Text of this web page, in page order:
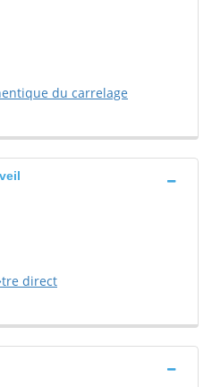
du carrelage
direct